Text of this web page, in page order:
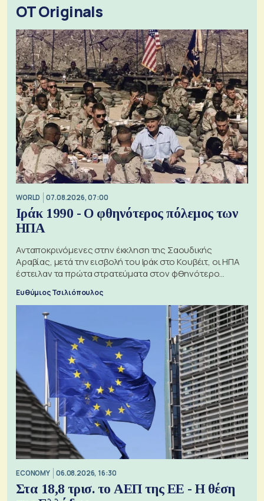
OT Originals
WORLD 07.08.2026, 07:00
Ιράκ 1990 - Ο φθηνότερος πόλεμος των
ΗΠΑ
Ανταποκρινόμενες στην έκκληση της Σαουδικής
Αραβίας, μετά την εισβολή του Ιράκ στο Κουβέιτ, οι ΗΠΑ
έστειλαν τα πρώτα στρατεύματα στον φθηνότερο
Ευθύμιος Τσιλιόπουλος
ECONOMY 06.08.2026, 16:30
Στα 18,8 τρισ. το ΑΕΠ της ΕΕ - Η θέση